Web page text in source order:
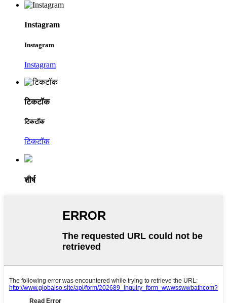
Instagram
Instagram
Instagram
टिकटॉक
टिकटॉक
टिकटॉक
शीर्ष